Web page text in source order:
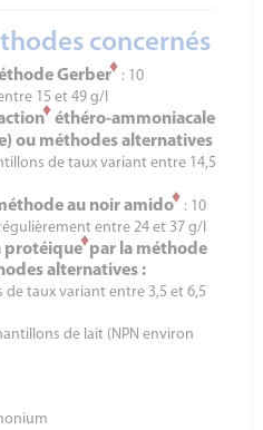
concernés
Gerber♦ : 10
15 et 49 g/l
♦éthéro-ammoniacale
ou méthodes alternatives
de taux variant entre 14,5
au noir amido♦ : 10
entre 24 et 37 g/l
protéique♦par la méthode
alternatives :
taux variant entre 3,5 et 6,5
de lait (NPN environ